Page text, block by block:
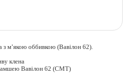
з м’якою оббивкою (Вавілон 62).
клена
Вавілон 62 (СМТ)